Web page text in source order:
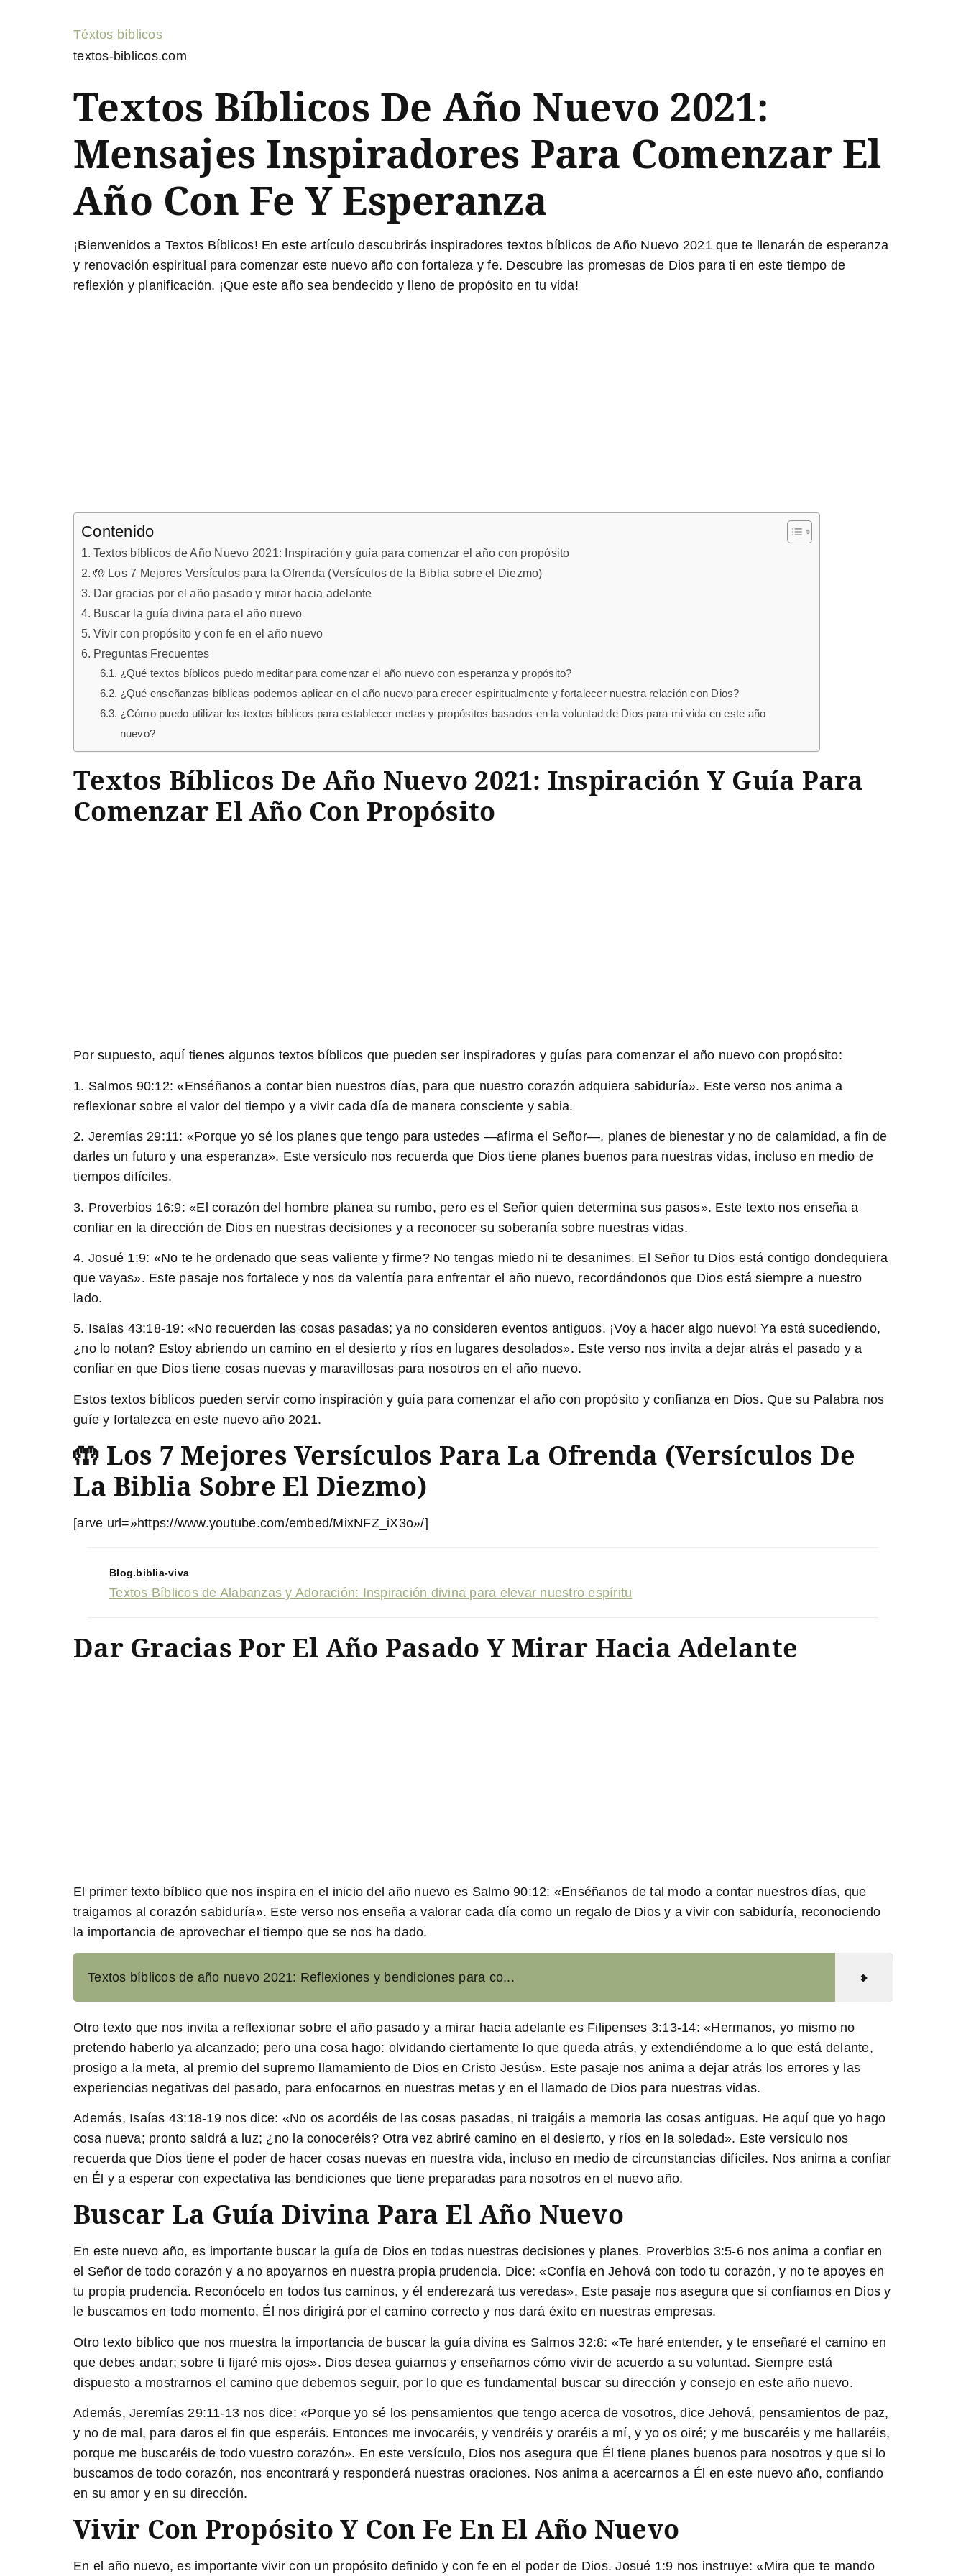
Téxtos bíblicos
textos-biblicos.com
Textos Bíblicos De Año Nuevo 2021:
Mensajes Inspiradores Para Comenzar El
Año Con Fe Y Esperanza
¡Bienvenidos a Textos Bíblicos! En este artículo descubrirás inspiradores textos bíblicos de Año Nuevo 2021que te llenarán de esperanza
y renovación espiritual para comenzar este nuevo año con fortaleza y fe. Descubre las promesas de Dios para ti en este tiempo de
reflexión y planificación. ¡Que este año sea bendecido y lleno de propósito en tu vida!
Contenido
Textos bíblicos de Año Nuevo 2021: Inspiración y guía para comenzar el año con propósito
🤲 Los 7 Mejores Versículos para la Ofrenda (Versículos de la Biblia sobre el Diezmo)
Dar gracias por el año pasado y mirar hacia adelante
Buscar la guía divina para el año nuevo
Vivir con propósito y con fe en el año nuevo
Preguntas Frecuentes
¿Qué textos bíblicos puedo meditar para comenzar el año nuevo con esperanza y propósito?
¿Qué enseñanzas bíblicas podemos aplicar en el año nuevo para crecer espiritualmente y fortalecer nuestra relación con Dios?
¿Cómo puedo utilizar los textos bíblicos para establecer metas y propósitos basados en la voluntad de Dios para mi vida en este año
nuevo?
Textos Bíblicos De Año Nuevo 2021: Inspiración Y Guía Para
Comenzar El Año Con Propósito
Por supuesto, aquí tienes algunos textos bíblicos que pueden ser inspiradores y guías para comenzar el año nuevo con propósito:
1. Salmos 90:12: «Enséñanos a contar bien nuestros días, para que nuestro corazón adquiera sabiduría». Este verso nos anima a
reflexionar sobre el valor del tiempo y a vivir cada día de manera consciente y sabia.
2. Jeremías 29:11: «Porque yo sé los planes que tengo para ustedes —afirma el Señor—, planes de bienestar y no de calamidad, a fin de
darles un futuro y una esperanza». Este versículo nos recuerda que Dios tiene planes buenos para nuestras vidas, incluso en medio de
tiempos difíciles.
3. Proverbios 16:9: «El corazón del hombre planea su rumbo, pero es el Señor quien determina sus pasos». Este texto nos enseña a
confiar en la dirección de Dios en nuestras decisiones y a reconocer su soberanía sobre nuestras vidas.
4. Josué 1:9: «No te he ordenado que seas valiente y firme? No tengas miedo ni te desanimes. El Señor tu Dios está contigo dondequiera
que vayas». Este pasaje nos fortalece y nos da valentía para enfrentar el año nuevo, recordándonos que Dios está siempre a nuestro
lado.
5. Isaías 43:18-19: «No recuerden las cosas pasadas; ya no consideren eventos antiguos. ¡Voy a hacer algo nuevo! Ya está sucediendo,
¿no lo notan? Estoy abriendo un camino en el desierto y ríos en lugares desolados». Este verso nos invita a dejar atrás el pasado y a
confiar en que Dios tiene cosas nuevas y maravillosas para nosotros en el año nuevo.
Estos textos bíblicos pueden servir como inspiración y guía para comenzar el año con propósito y confianza en Dios. Que su Palabra nos
guíe y fortalezca en este nuevo año 2021.
🤲 Los 7 Mejores Versículos Para La Ofrenda (Versículos De
La Biblia Sobre El Diezmo)
[arve url=»https://www.youtube.com/embed/MixNFZ_iX3o»/]
Blog.biblia-viva
Textos Bíblicos de Alabanzas y Adoración: Inspiración divina para elevar nuestro espíritu
Dar Gracias Por El Año Pasado Y Mirar Hacia Adelante
El primer texto bíblico que nos inspira en el inicio del año nuevo es Salmo 90:12: «Enséñanos de tal modo a contar nuestros días, que
traigamos al corazón sabiduría». Este verso nos enseña a valorar cada día como un regalo de Dios y a vivir con sabiduría, reconociendo
la importancia de aprovechar el tiempo que se nos ha dado.
Textos bíblicos de año nuevo 2021: Reflexiones y bendiciones para co...
Otro texto que nos invita a reflexionar sobre el año pasado y a mirar hacia adelante es Filipenses 3:13-14: «Hermanos, yo mismo no
pretendo haberlo ya alcanzado; pero una cosa hago: olvidando ciertamente lo que queda atrás, y extendiéndome a lo que está delante,
prosigo a la meta, al premio del supremo llamamiento de Dios en Cristo Jesús». Este pasaje nos anima a dejar atrás los errores y las
experiencias negativas del pasado, para enfocarnos en nuestras metas y en el llamado de Dios para nuestras vidas.
Además, Isaías 43:18-19nos dice: «No os acordéis de las cosas pasadas, ni traigáis a memoria las cosas antiguas. He aquí que yo hago
cosa nueva; pronto saldrá a luz; ¿no la conoceréis? Otra vez abriré camino en el desierto, y ríos en la soledad». Este versículo nos
recuerda que Dios tiene el poder de hacer cosas nuevas en nuestra vida, incluso en medio de circunstancias difíciles. Nos anima a confiar
en Él y a esperar con expectativa las bendiciones que tiene preparadas para nosotros en el nuevo año.
Buscar La Guía Divina Para El Año Nuevo
En este nuevo año, es importante buscar la guía de Dios en todas nuestras decisiones y planes. Proverbios 3:5-6nos anima a confiar en
el Señor de todo corazón y a no apoyarnos en nuestra propia prudencia. Dice: «Confía en Jehová con todo tu corazón, y no te apoyes en
tu propia prudencia. Reconócelo en todos tus caminos, y él enderezará tus veredas». Este pasaje nos asegura que si confiamos en Dios y
le buscamos en todo momento, Él nos dirigirá por el camino correcto y nos dará éxito en nuestras empresas.
Otro texto bíblico que nos muestra la importancia de buscar la guía divina es Salmos 32:8: «Te haré entender, y te enseñaré el camino en
que debes andar; sobre ti fijaré mis ojos». Dios desea guiarnos y enseñarnos cómo vivir de acuerdo a su voluntad. Siempre está
dispuesto a mostrarnos el camino que debemos seguir, por lo que es fundamental buscar su dirección y consejo en este año nuevo.
Además, Jeremías 29:11-13 nos dice: «Porque yo sé los pensamientos que tengo acerca de vosotros, dice Jehová, pensamientos de paz,
y no de mal, para daros el fin que esperáis. Entonces me invocaréis, y vendréis y oraréis a mí, y yo os oiré; y me buscaréis y me hallaréis,
porque me buscaréis de todo vuestro corazón». En este versículo, Dios nos asegura que Él tiene planes buenos para nosotros y que si lo
buscamos de todo corazón, nos encontrará y responderá nuestras oraciones. Nos anima a acercarnos a Él en este nuevo año, confiando
en su amor y en su dirección.
Vivir Con Propósito Y Con Fe En El Año Nuevo
En el año nuevo, es importante vivir con un propósito definido y con fe en el poder de Dios.Josué 1:9 nos instruye: «Mira que te mando